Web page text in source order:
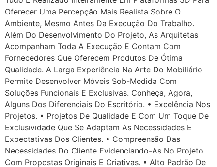
Oferecer Uma Percepção Mais Realista Sobre O
Ambiente, Mesmo Antes Da Execução Do Trabalho.
Além Do Desenvolvimento Do Projeto, As Arquitetas
Acompanham Toda A Execução E Contam Com
Fornecedores Que Oferecem Produtos De Ótima
Qualidade. A Larga Experiência Na Arte Do Mobiliário
Permite Desenvolver Móveis Sob-Medida Com
Soluções Funcionais E Exclusivas. Conheça, Agora,
Alguns Dos Diferenciais Do Escritório. • Excelência Nos
Projetos. • Projetos De Qualidade E Com Um Toque De
Exclusividade Que Se Adaptam As Necessidades E
Expectativas Dos Clientes. • Compreensão Das
Necessidades Do Cliente Evidenciando-As No Projeto
Com Propostas Originais E Criativas. • Alto Padrão De